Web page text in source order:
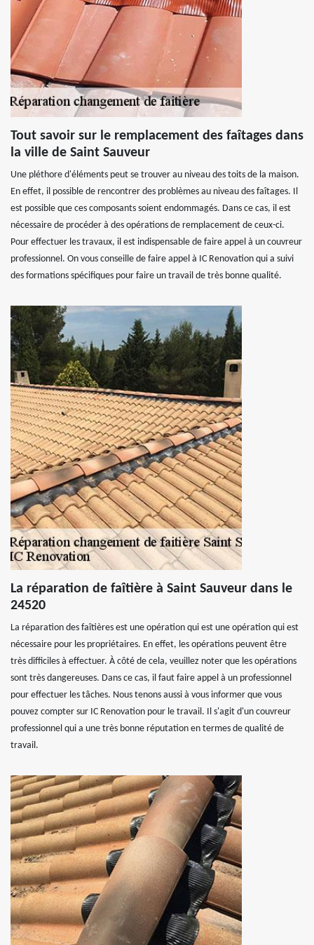
Tout savoir sur le remplacement des faîtages dans
la ville de Saint Sauveur
Une pléthore d'éléments peut se trouver au niveau des toits de la maison.
En effet, il possible de rencontrer des problèmes au niveau des faîtages. Il
est possible que ces composants soient endommagés. Dans ce cas, il est
nécessaire de procéder à des opérations de remplacement de ceux-ci.
Pour effectuer les travaux, il est indispensable de faire appel à un couvreur
professionnel. On vous conseille de faire appel à IC Renovation qui a suivi
des formations spécifiques pour faire un travail de très bonne qualité.
La réparation de faîtière à Saint Sauveur dans le
24520
La réparation des faîtières est une opération qui est une opération qui est
nécessaire pour les propriétaires. En effet, les opérations peuvent être
très difficiles à effectuer. À côté de cela, veuillez noter que les opérations
sont très dangereuses. Dans ce cas, il faut faire appel à un professionnel
pour effectuer les tâches. Nous tenons aussi à vous informer que vous
pouvez compter sur IC Renovation pour le travail. Il s'agit d'un couvreur
professionnel qui a une très bonne réputation en termes de qualité de
travail.